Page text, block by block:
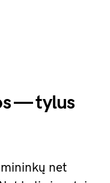
— tylus
net